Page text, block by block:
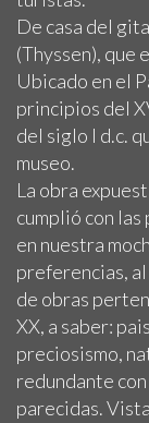
De casa del
(Thyssen), que
Ubicado en el
principios del
del siglo I d.c.
museo.
La obra
cumplió con
en nuestra
preferencias, al
de obras
XX, a saber:
preciosismo,
redundante
parecidas.